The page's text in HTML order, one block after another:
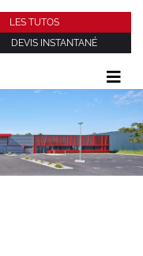
LES TUTOS
DEVIS INSTANTANÉ